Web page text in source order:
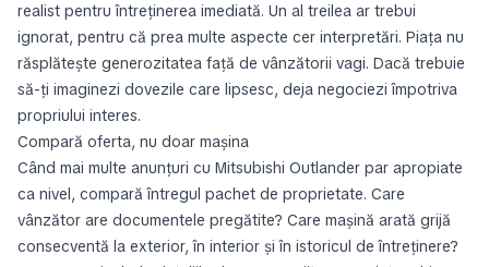
realist pentru întreținerea imediată. Un al treilea ar trebui
ignorat, pentru că prea multe aspecte cer interpretări. Piața nu
răsplătește generozitatea față de vânzătorii vagi. Dacă trebuie
să-ți imaginezi dovezile care lipsesc, deja negociezi împotriva
propriului interes.
Compară oferta, nu doar mașina
Când mai multe anunțuri cu Mitsubishi Outlander par apropiate
ca nivel, compară întregul pachet de proprietate. Care
vânzător are documentele pregătite? Care mașină arată grijă
consecventă la exterior, în interior și în istoricul de întreținere?